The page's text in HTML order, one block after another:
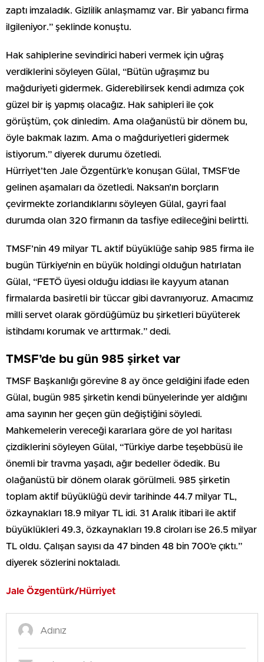
zaptı imzaladık. Gizlilik anlaşmamız var. Bir yabancı firma
ilgileniyor.” şeklinde konuştu.
Hak sahiplerine sevindirici haberi vermek için uğraş
verdiklerini söyleyen Gülal, “Bütün uğraşımız bu
mağduriyeti gidermek. Giderebilirsek kendi adımıza çok
güzel bir iş yapmış olacağız. Hak sahipleri ile çok
görüştüm, çok dinledim. Ama olağanüstü bir dönem bu,
öyle bakmak lazım. Ama o mağduriyetleri gidermek
istiyorum.” diyerek durumu özetledi.
Hürriyet’ten Jale Özgentürk’e konuşan Gülal, TMSF’de
gelinen aşamaları da özetledi. Naksan’ın borçların
çevirmekte zorlandıklarını söyleyen Gülal, gayri faal
durumda olan 320 firmanın da tasfiye edileceğini belirtti.
TMSF’nin 49 milyar TL aktif büyüklüğe sahip 985 firma ile
bugün Türkiye’nin en büyük holdingi olduğun hatırlatan
Gülal, “FETÖ üyesi olduğu iddiası ile kayyum atanan
firmalarda basiretli bir tüccar gibi davranıyoruz. Amacımız
milli servet olarak gördüğümüz bu şirketleri büyüterek
istihdamı korumak ve arttırmak.” dedi.
TMSF’de bu gün 985 şirket var
TMSF Başkanlığı görevine 8 ay önce geldiğini ifade eden
Gülal, bugün 985 şirketin kendi bünyelerinde yer aldığını
ama sayının her geçen gün değiştiğini söyledi.
Mahkemelerin vereceği kararlara göre de yol haritası
çizdiklerini söyleyen Gülal, “Türkiye darbe teşebbüsü ile
önemli bir travma yaşadı, ağır bedeller ödedik. Bu
olağanüstü bir dönem olarak görülmeli. 985 şirketin
toplam aktif büyüklüğü devir tarihinde 44.7 milyar TL,
özkaynakları 18.9 milyar TL idi. 31 Aralık itibari ile aktif
büyüklükleri 49.3, özkaynakları 19.8 ciroları ise 26.5 milyar
TL oldu. Çalışan sayısı da 47 binden 48 bin 700’e çıktı.”
diyerek sözlerini noktaladı.
Jale Özgentürk/Hürriyet